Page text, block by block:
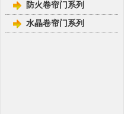
防火卷帘门系列
水晶卷帘门系列